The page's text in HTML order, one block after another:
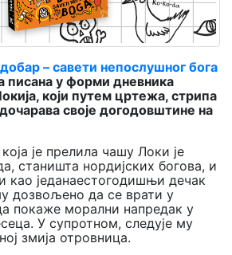
– савети непослушног бога
писана у форми дневника
који путем цртежа, стрипа
своје догодовштине на
је прелила чашу Локи је
станишта нордијских богова, и
као једанаестогодишњи дечак
дозвољено да се врати у
покаже морални напредак у
У супротном, следује му
змија отровница.